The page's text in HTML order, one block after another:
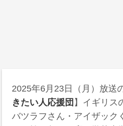
2025年6月23日 （月）放送
きたい人応援団 】イギリス
バツラフさん・アイザック